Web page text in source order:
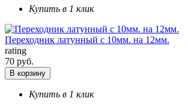
Купить в 1 клик
Переходник латунный с 10мм. на 12мм.
rating
70 руб.
В корзину
Купить в 1 клик